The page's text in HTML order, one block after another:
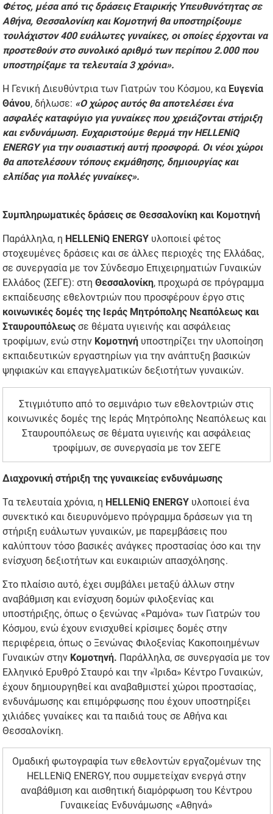
Φέτος, μέσα από τις δράσεις Εταιρικής Υπευθυνότητας σε
Αθήνα, Θεσσαλονίκη και Κομοτηνή θα υποστηρίξουμε
τουλάχιστον 400 ευάλωτες γυναίκες, οι οποίες έρχονται να
προστεθούν στο συνολικό αριθμό των περίπου 2.000 που
υποστηρίξαμε τα τελευταία 3 χρόνια».
Η Γενική Διευθύντρια των Γιατρών του Κόσμου, κα Ευγενία
Θάνου, δήλωσε: «Ο χώρος αυτός θα αποτελέσει ένα
ασφαλές καταφύγιο για γυναίκες που χρειάζονται στήριξη
και ενδυνάμωση. Ευχαριστούμε θερμά την HELLENiQ
ENERGY για την ουσιαστική αυτή προσφορά. Οι νέοι χώροι
θα αποτελέσουν τόπους εκμάθησης, δημιουργίας και
ελπίδας για πολλές γυναίκες».
Συμπληρωματικές δράσεις σε Θεσσαλονίκη και Κομοτηνή
Παράλληλα, η HELLENiQ ENERGY υλοποιεί φέτος
στοχευμένες δράσεις και σε άλλες περιοχές της Ελλάδας,
σε συνεργασία με τον Σύνδεσμο Επιχειρηματιών Γυναικών
Ελλάδος (ΣΕΓΕ): στηΘεσσαλονίκη, προχωρά σε πρόγραμμα
εκπαίδευσης εθελοντριών που προσφέρουν έργο στις
κοινωνικές δομές της Ιεράς Μητρόπολης Νεαπόλεως και
Σταυρουπόλεως σε θέματα υγιεινής και ασφάλειας
τροφίμων, ενώ στην Κομοτηνή υποστηρίζει την υλοποίηση
εκπαιδευτικών εργαστηρίων για την ανάπτυξη βασικών
ψηφιακών και επαγγελματικών δεξιοτήτων γυναικών.
Στιγμιότυπο από το σεμινάριο των εθελοντριών στις
κοινωνικές δομές της Ιεράς Μητρόπολης Νεαπόλεως και
Σταυρουπόλεως σε θέματα υγιεινής και ασφάλειας
τροφίμων, σε συνεργασία με τον ΣΕΓΕ
Διαχρονική στήριξη της γυναικείας ενδυνάμωσης
Τα τελευταία χρόνια, η HELLENiQ ENERGY υλοποιεί ένα
συνεκτικό και διευρυνόμενο πρόγραμμα δράσεων για τη
στήριξη ευάλωτων γυναικών, με παρεμβάσεις που
καλύπτουν τόσο βασικές ανάγκες προστασίας όσο και την
ενίσχυση δεξιοτήτων και ευκαιριών απασχόλησης.
Στο πλαίσιο αυτό, έχει συμβάλει μεταξύ άλλων στην
αναβάθμιση και ενίσχυση δομών φιλοξενίας και
υποστήριξης, όπως ο ξενώνας «Ραμόνα» των Γιατρών του
Κόσμου, ενώ έχουν ενισχυθεί κρίσιμες δομές στην
περιφέρεια, όπως ο Ξενώνας Φιλοξενίας Κακοποιημένων
Γυναικών στην Κομοτηνή. Παράλληλα, σε συνεργασία με τον
Ελληνικό Ερυθρό Σταυρό και την «Ίριδα» Κέντρο Γυναικών,
έχουν δημιουργηθεί και αναβαθμιστεί χώροι προστασίας,
ενδυνάμωσης και επιμόρφωσης που έχουν υποστηρίξει
χιλιάδες γυναίκες και τα παιδιά τους σε Αθήνα και
Θεσσαλονίκη.
Ομαδική φωτογραφία των εθελοντών εργαζομένων της
HELLENiQ ENERGY, που συμμετείχαν ενεργά στην
αναβάθμιση και αισθητική διαμόρφωση του Κέντρου
Γυναικείας Ενδυνάμωσης «Αθηνά»